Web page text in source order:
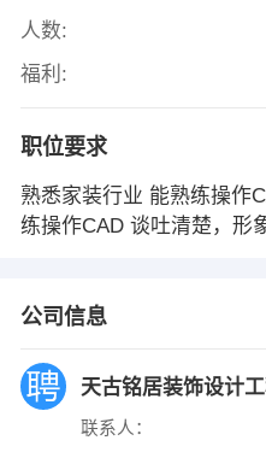
人数:
福利:
职位要求
熟悉家装行业 能熟练操作
练操作CAD 谈吐清楚，形
公司信息
天古铭居装饰设计
联系人：